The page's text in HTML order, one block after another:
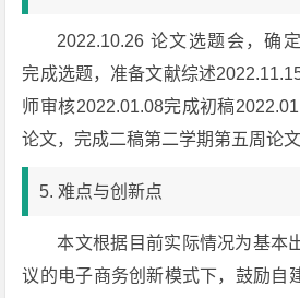
2022.10.26 论文选题会，确
完成选题，准备文献综述
师审核2022.01.08完成初稿
论文，完成二稿第二学期第五周论
5. 难点与创新点
本文根据目前实际情况为基本
议的电子商务创新模式下，鼓励自